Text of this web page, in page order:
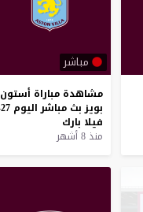
مباشر
مشاهدة مباراة أستون
بويز بث مباشر اليوم 27-11-2025
فيلا بارك
منذ 8 أشهر